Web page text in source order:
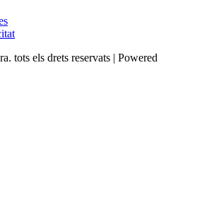
tots els drets reservats | Powered